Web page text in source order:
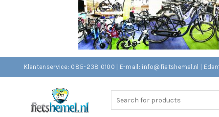
Klantenservice: 085-238 0100 | E-mail: info@fietshemel.nl | Edam